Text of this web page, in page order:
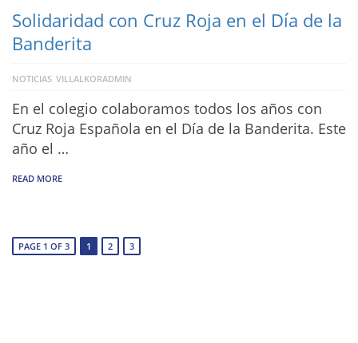
Solidaridad con Cruz Roja en el Día de la
Banderita
NOTICIAS VILLALKORADMIN
En el colegio colaboramos todos los años con
Cruz Roja Española en el Día de la Banderita. Este
año el …
READ MORE
PAGE 1 OF 3 1 2 3